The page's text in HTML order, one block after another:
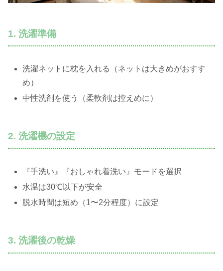
1. 洗濯準備
洗濯ネットに枕を入れる（ネットは大きめがおすす
め）
中性洗剤を使う（柔軟剤は控えめに）
2. 洗濯機の設定
『手洗い』『おしゃれ着洗い』モードを選択
水温は30℃以下が安全
脱水時間は短め（1〜2分程度）に設定
3. 洗濯後の乾燥